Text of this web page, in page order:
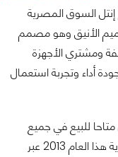
السوق المصرية
الأنيق وهو مصمم
ومشتري الأجهزة
أداء وتجربة استعمال
للبيع في جميع
أنحاء مصر في متاجر التجزئة المختلفة قبل نهاية هذا العام 2013 عبر